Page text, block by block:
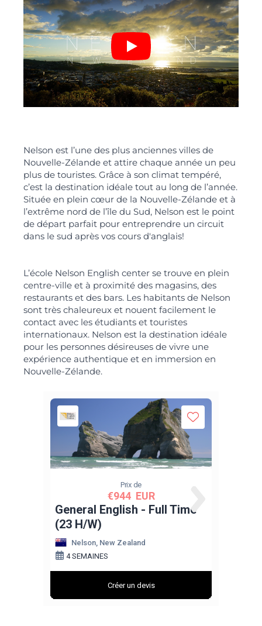
Play
Nelson est l’une des plus anciennes villes de
Nouvelle-Zélande et attire chaque année un peu
plus de touristes. Grâce à son climat tempéré,
c’est la destination idéale tout au long de l’année.
Située en plein cœur de la Nouvelle-Zélande et à
l’extrême nord de l’île du Sud, Nelson est le point
de départ parfait pour entreprendre un circuit
dans le sud après vos cours d'anglais!
L’école Nelson English center se trouve en plein
centre-ville et à proximité des magasins, des
restaurants et des bars. Les habitants de Nelson
sont très chaleureux et nouent facilement le
contact avec les étudiants et touristes
internationaux. Nelson est la destination idéale
pour les personnes désireuses de vivre une
expérience authentique et en immersion en
Nouvelle-Zélande.